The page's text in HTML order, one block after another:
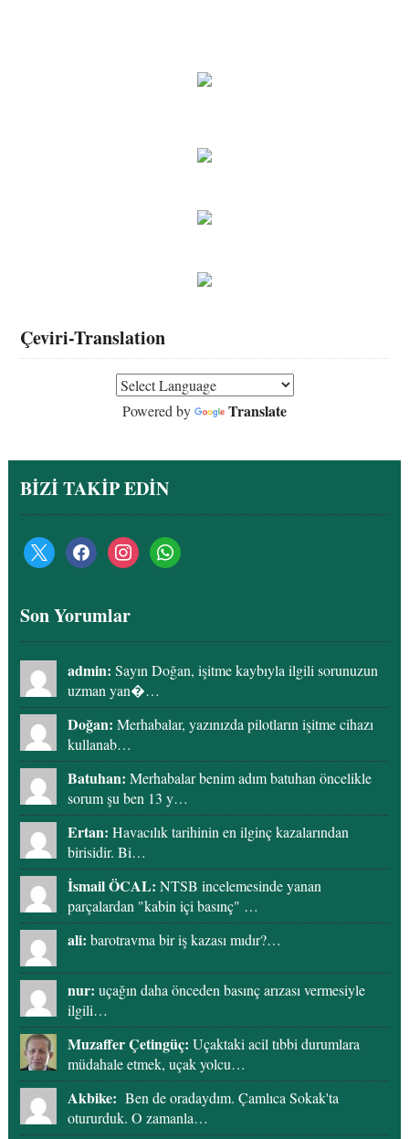
Çeviri-Translation
Powered by Translate
BİZİ TAKİP EDİN
x facebookinstagramwhatsapp
Son Yorumlar
admin: Sayın Doğan, işitme kaybıyla ilgili sorunuzun
uzman yan�…
Doğan: Merhabalar, yazınızda pilotların işitme cihazı
kullanab…
Batuhan: Merhabalar benim adım batuhan öncelikle
sorum şu ben 13 y…
Ertan: Havacılık tarihinin en ilginç kazalarından
birisidir. Bi…
İsmail ÖCAL: NTSB incelemesinde yanan
parçalardan "kabin içi basınç" …
ali: barotravma bir iş kazası mıdır?…
nur: uçağın daha önceden basınç arızası vermesiyle
ilgili…
Muzaffer Çetingüç: Uçaktaki acil tıbbi durumlara
müdahale etmek, uçak yolcu…
Akbike: Ben de oradaydım. Çamlıca Sokak'ta
otururduk. O zamanla…